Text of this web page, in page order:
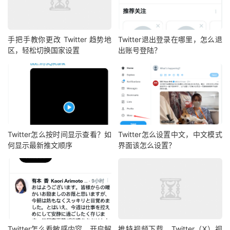
手把手教你更改 Twitter 趋势地
区，轻松切换国家设置
Twitter退出登录在哪里，怎么退
出账号登陆？
Twitter怎么按时间显示查看？如
何显示最新推文顺序
Twitter怎么设置中文，中文模式
界面该怎么设置？